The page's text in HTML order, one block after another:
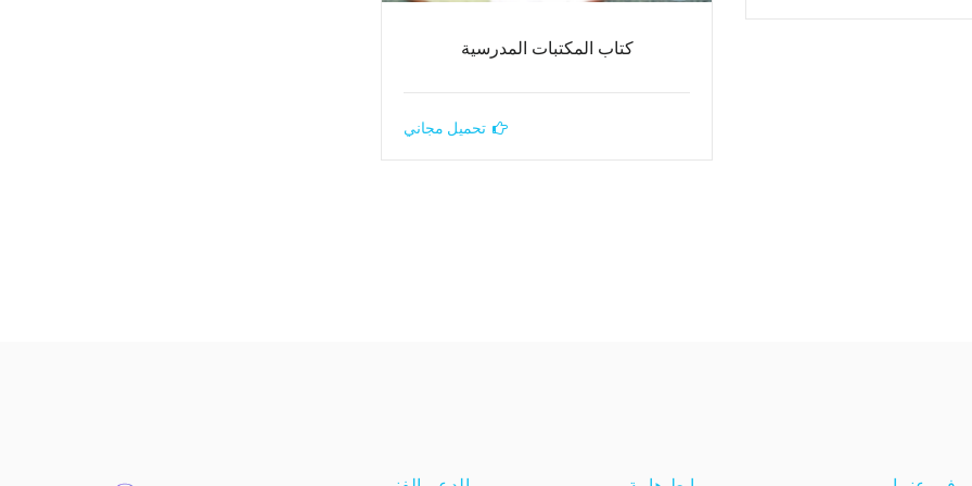
كتاب المكتبات المدرسية
تحميل مجاني